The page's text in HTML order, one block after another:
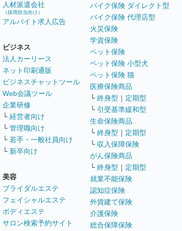
人材派遣会社
（採用担当向け）
アルバイト求人広告
ビジネス
法人カーリース
ネット印刷通販
ビジネスチャットツール
Web会議ツール
企業研修
└ 経営者向け
└ 管理職向け
└ 若手・一般社員向け
└ 新卒向け
美容
ブライダルエステ
フェイシャルエステ
ボディエステ
サロン検索予約サイト
バイク保険 ダイレクト型
バイク保険 代理店型
火災保険
学資保険
ペット保険
ペット保険 小型犬
ペット保険 猫
医療保険商品
└ 終身型 ｜ 定期型
└ 引受基準緩和型
生命保険商品
└ 終身型 ｜ 定期型
└ 収入保障保険
がん保険商品
└ 終身型 ｜ 定期型
就業不能保険
認知症保険
外貨建て保険
介護保険
総合保障保険